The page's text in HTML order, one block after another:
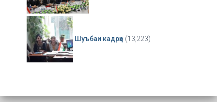
Шуъбаи кадрҳо (13,223)